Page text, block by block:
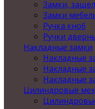
Замки,
Замки
Ручка кноб
Ручки
Накладные замки
Накладные
Накладные
Накладные
Цилиндровые